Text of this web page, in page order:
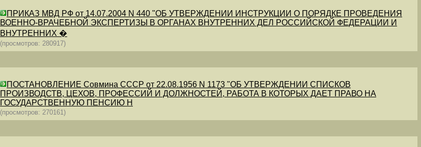
ПРИКАЗ МВД РФ от 14.07.2004 N 440 "ОБ УТВЕРЖДЕНИИ ИНСТРУКЦИИ О ПОРЯДКЕ ПРОВЕДЕНИЯ
ВОЕННО-ВРАЧЕБНОЙ ЭКСПЕРТИЗЫ В ОРГАНАХ ВНУТРЕННИХ ДЕЛ РОССИЙСКОЙ ФЕДЕРАЦИИ И
ВНУТРЕННИХ �
(просмотров: 280917)
ПОСТАНОВЛЕНИЕ Совмина СССР от 22.08.1956 N 1173 "ОБ УТВЕРЖДЕНИИ СПИСКОВ
ПРОИЗВОДСТВ, ЦЕХОВ, ПРОФЕССИЙ И ДОЛЖНОСТЕЙ, РАБОТА В КОТОРЫХ ДАЕТ ПРАВО НА
ГОСУДАРСТВЕННУЮ ПЕНСИЮ Н
(просмотров: 270161)